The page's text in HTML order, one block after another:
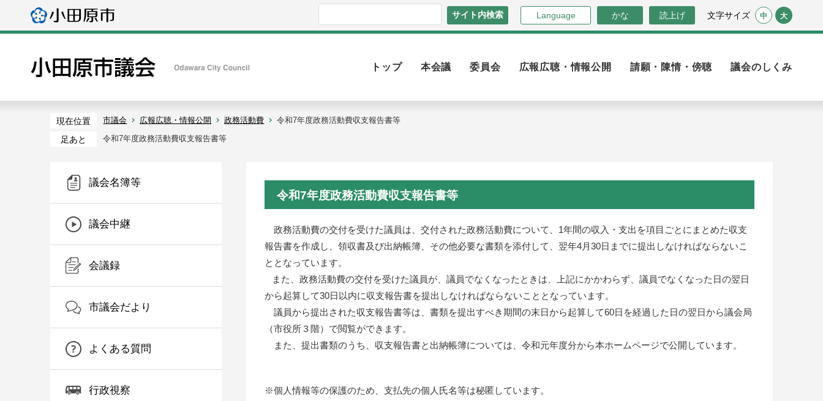
トップ 本会議 委員会 広報広聴・情報公開 請願・陳情・傍聴 議会のしくみ
Language かな 読上げ 文字サイズ 中 大
現在位置 市議会 広報広聴・情報公開 政務活動費 令和7年度政務活動費収支報告書等
足あと 令和7年度政務活動費収支報告書等
令和7年度政務活動費収支報告書等
政務活動費の交付を受けた議員は、交付された政務活動費について、1年間の収入・支出を項目ごとにまとめた収支
報告書を作成し、領収書及び出納帳簿、その他必要な書類を添付して、翌年4月30日までに提出しなければならないこ
ととなっています。
また、政務活動費の交付を受けた議員が、議員でなくなったときは、上記にかかわらず、議員でなくなった日の翌日
から起算して30日以内に収支報告書を提出しなければならないこととなっています。
議員から提出された収支報告書等は、書類を提出すべき期間の末日から起算して60日を経過した日の翌日から議会局
（市役所３階）で閲覧ができます。
また、提出書類のうち、収支報告書と出納帳簿については、令和元年度分から本ホームページで公開しています。
※個人情報等の保護のため、支払先の個人氏名等は秘匿しています。
議会名簿等
議会中継
会議録
市議会だより
よくある質問
行政視察